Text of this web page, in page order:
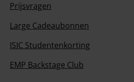
Prijsvragen
Large Cadeaubonnen
ISIC Studentenkorting
EMP Backstage Club